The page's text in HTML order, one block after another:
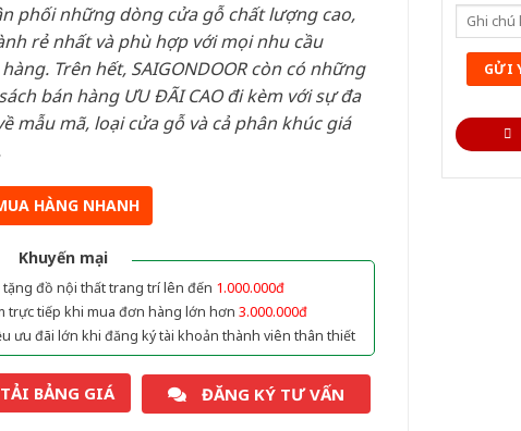
phối những dòng cửa gỗ chất lượng cao,
rẻ nhất và phù hợp với mọi nhu cầu
Trên hết, SAIGONDOOR còn có những
bán hàng ƯU ĐÃI CAO đi kèm với sự đa
mẫu mã, loại cửa gỗ và cả phân khúc giá
HÀNG NHANH
Khuyến mại
tặng đồ nội thất trang trí lên đến 1.000.000đ
trực tiếp khi mua đơn hàng lớn hơn 3.000.000đ
ưu đãi lớn khi đăng ký tài khoản thành viên thân thiết
TẢI BẢNG GIÁ ĐĂNG KÝ TƯ VẤN